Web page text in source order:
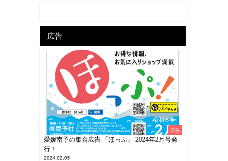
広告
広告
愛媛南予の集合広告 「ほっぷ」 2024年2月号発
行！
2024.02.05